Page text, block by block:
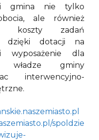
gmina nie tylko
ale również
koszty zadań
dzięki dotacji na
wyposażenie dla
władze gminy
interwencyjno-
spoldzie